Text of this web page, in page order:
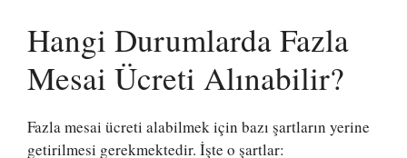
Hangi Durumlarda Fazla
Mesai Ücreti Alınabilir?
Fazla mesai ücreti alabilmek için bazı şartların yerine
getirilmesi gerekmektedir. İşte o şartlar: